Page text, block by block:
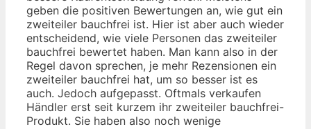
geben die positiven Bewertungen an, wie gut ein
zweiteiler bauchfrei ist. Hier ist aber auch wieder
entscheidend, wie viele Personen das zweiteiler
bauchfrei bewertet haben. Man kann also in der
Regel davon sprechen, je mehr Rezensionen ein
zweiteiler bauchfrei hat, um so besser ist es
auch. Jedoch aufgepasst. Oftmals verkaufen
Händler erst seit kurzem ihr zweiteiler bauchfrei-
Produkt. Sie haben also noch wenige